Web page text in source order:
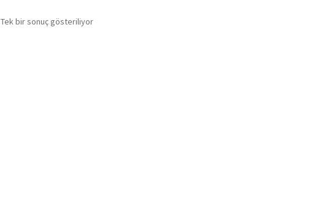
Tek bir sonuç gösteriliyor